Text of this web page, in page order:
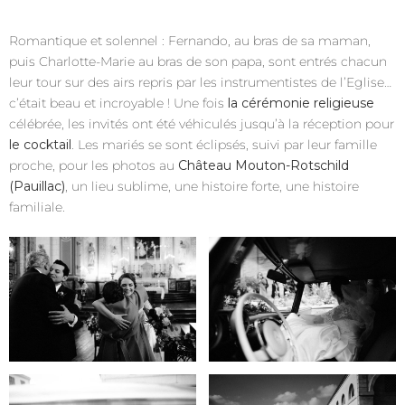
Romantique et solennel : Fernando, au bras de sa maman,
puis Charlotte-Marie au bras de son papa, sont entrés chacun
leur tour sur des airs repris par les instrumentistes de l’Eglise…
c’était beau et incroyable ! Une fois la cérémonie religieuse
célébrée, les invités ont été véhiculés jusqu’à la réception pour
le cocktail. Les mariés se sont éclipsés, suivi par leur famille
proche, pour les photos au Château Mouton-Rotschild
(Pauillac), un lieu sublime, une histoire forte, une histoire
familiale.